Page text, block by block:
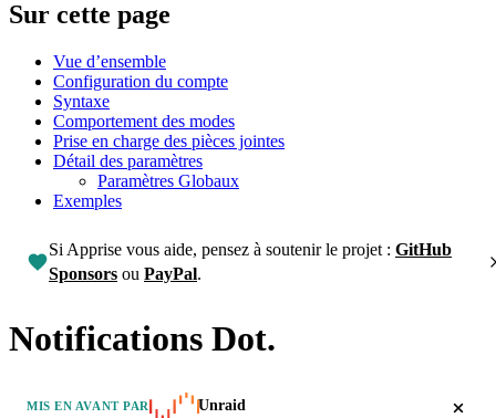
Sur cette page
Vue d’ensemble
Configuration du compte
Syntaxe
Comportement des modes
Prise en charge des pièces jointes
Détail des paramètres
Paramètres Globaux
Exemples
Si Apprise vous aide, pensez à soutenir le projet : GitHub
Sponsors ou PayPal.
Notifications Dot.
MIS EN AVANT PAR Unraid